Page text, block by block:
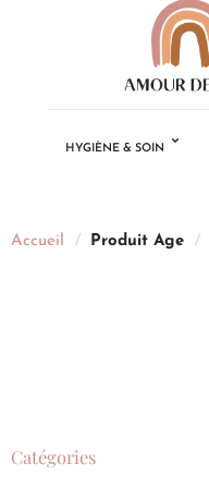
HYGIÈNE & SOIN
Accueil / Produit Age /
Catégories